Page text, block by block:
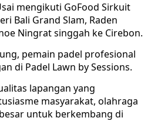
mengikuti GoFood Sirkuit
Bali Grand Slam, Raden
Ningrat singgah ke Cirebon.
pemain padel profesional
di Padel Lawn by Sessions.
lapangan yang
masyarakat, olahraga
untuk berkembang di